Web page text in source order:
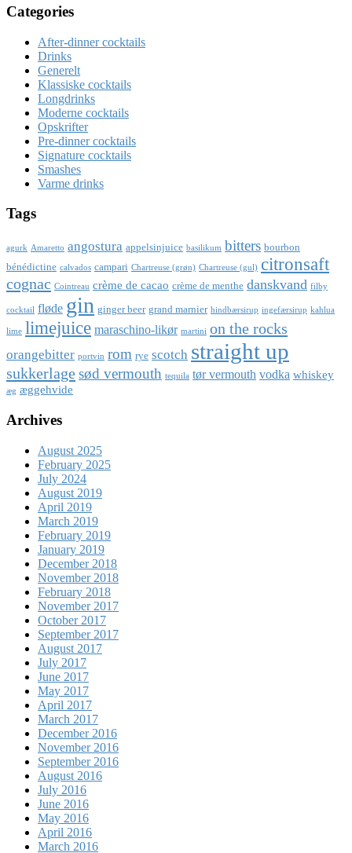
Categories
After-dinner cocktails
Drinks
Generelt
Klassiske cocktails
Longdrinks
Moderne cocktails
Opskrifter
Pre-dinner cocktails
Signature cocktails
Smashes
Varme drinks
Tags
agurk Amaretto angostura appelsinjuice basilikum bitters bourbon
bénédictine calvados campari Chartreuse (grøn) Chartreuse (gul) citronsaft
cognac Cointreau crème de cacao crème de menthe danskvand filby
cocktail fløde gin ginger beer grand marnier hindbærsirup ingefærsirup kahlua
lime limejuice maraschino-likør martini on the rocks
orangebitter portvin rom rye scotch straight up
sukkerlagesød vermouth tequila tør vermouth vodka whiskey
æg æggehvide
Archives
August 2025
February 2025
July 2024
August 2019
April 2019
March 2019
February 2019
January 2019
December 2018
November 2018
February 2018
November 2017
October 2017
September 2017
August 2017
July 2017
June 2017
May 2017
April 2017
March 2017
December 2016
November 2016
September 2016
August 2016
July 2016
June 2016
May 2016
April 2016
March 2016